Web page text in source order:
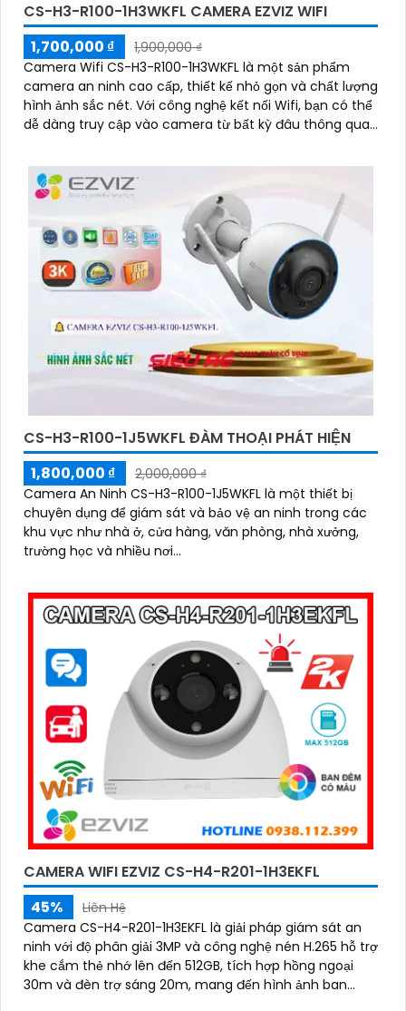
CS-H3-R100-1H3WKFL CAMERA EZVIZ WIFI
1,700,000 ₫
1,900,000 ₫
Camera Wifi CS-H3-R100-1H3WKFL là một sản phẩm
camera an ninh cao cấp, thiết kế nhỏ gọn và chất lượng
hình ảnh sắc nét. Với công nghệ kết nối Wifi, bạn có thể
dễ dàng truy cập vào camera từ bất kỳ đâu thông qua
CS-H3-R100-1J5WKFL ĐÀM THOẠI PHÁT HIỆN
1,800,000 ₫
2,000,000 ₫
Camera An Ninh CS-H3-R100-1J5WKFL là một thiết bị
chuyên dụng để giám sát và bảo vệ an ninh trong các
khu vực như nhà ở, cửa hàng, văn phòng, nhà xưởng,
trường học và nhiều nơi...
CAMERA WIFI EZVIZ CS-H4-R201-1H3EKFL
45%
Liên Hệ
Camera CS-H4-R201-1H3EKFL là giải pháp giám sát an
ninh với độ phân giải 3MP và công nghệ nén H.265 hỗ trợ
khe cắm thẻ nhớ lên đến 512GB, tích hợp hồng ngoại
30m và đèn trợ sáng 20m, mang đến hình ảnh ban